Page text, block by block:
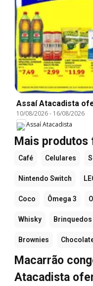
Assaí Atacadista
10/08/2026- 16/08/2026
Assaí Atacadista
Mais produtos
Café Celulares
Nintendo Switch
Coco Ômega 3
Whisky Brinquedos
Brownies
Macarrão
Atacadista